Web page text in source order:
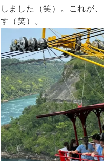
しました（笑）。これが
す（笑）。